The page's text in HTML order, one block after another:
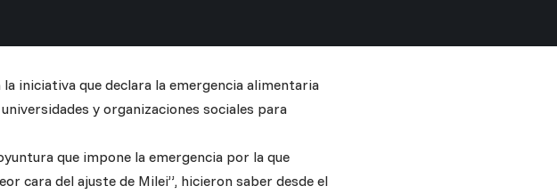
iniciativa que declara la emergencia alimentaria
y organizaciones sociales para
que impone la emergencia por la que
cara del ajuste de Milei”, hicieron saber desde el